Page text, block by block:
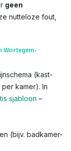
geen
nutteloze fout,
Wortegem-
(kast-
kamer). In
sjabloon –
(bijv. badkamer-